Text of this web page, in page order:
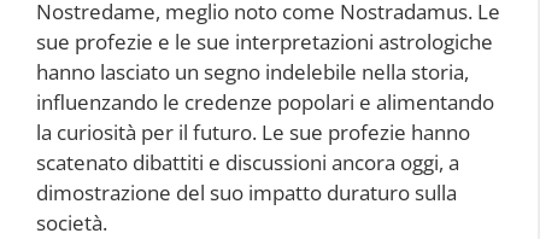
Nostredame, meglio noto come Nostradamus. Le
sue profezie e le sue interpretazioni astrologiche
hanno lasciato un segno indelebile nella storia,
influenzando le credenze popolari e alimentando
la curiosità per il futuro. Le sue profezie hanno
scatenato dibattiti e discussioni ancora oggi, a
dimostrazione del suo impatto duraturo sulla
società.